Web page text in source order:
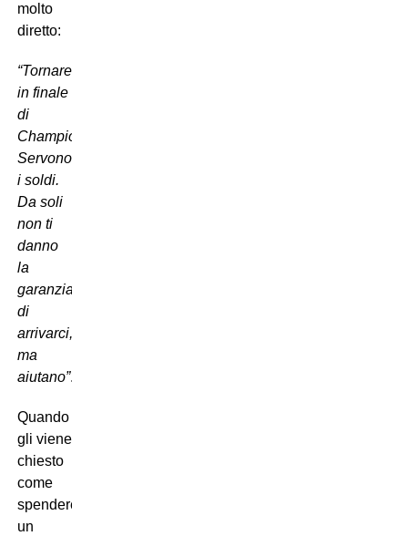
molto
diretto:
“Tornare
in finale
di
Champions?
Servono
i soldi.
Da soli
non ti
danno
la
garanzia
di
arrivarci,
ma
aiutano”.
Quando
gli viene
chiesto
come
spenderebbe
un